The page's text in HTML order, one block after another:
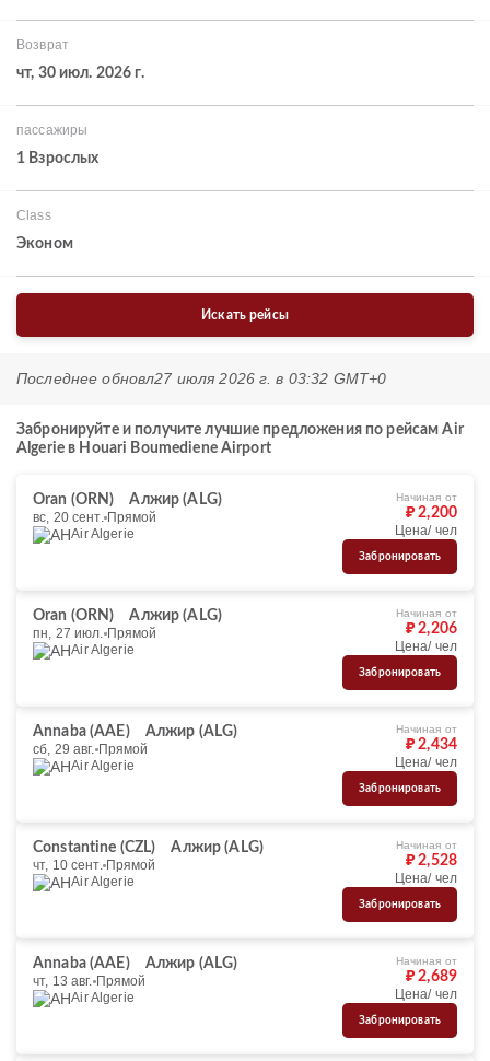
Возврат
чт, 30 июл. 2026 г.
пассажиры
1 Взрослых
Class
Эконом
Искать рейсы
Последнее обновл27 июля 2026 г. в 03:32 GMT+0
Забронируйте и получите лучшие предложения по рейсам Air
Algerie в Houari Boumediene Airport
Oran (ORN)
Алжир (ALG)
вс, 20 сент. Прямой
Air Algerie
Начиная от
₽ 2,200
Цена/ чел
Забронировать
Oran (ORN)
Алжир (ALG)
пн, 27 июл. Прямой
Air Algerie
Начиная от
₽ 2,206
Цена/ чел
Забронировать
Annaba (AAE)
Алжир (ALG)
сб, 29 авг. Прямой
Air Algerie
Начиная от
₽ 2,434
Цена/ чел
Забронировать
Constantine (CZL)
Алжир (ALG)
чт, 10 сент. Прямой
Air Algerie
Начиная от
₽ 2,528
Цена/ чел
Забронировать
Annaba (AAE)
Алжир (ALG)
чт, 13 авг. Прямой
Air Algerie
Начиная от
₽ 2,689
Цена/ чел
Забронировать